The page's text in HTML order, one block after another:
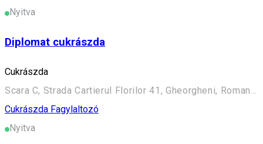
Nyitva
Diplomat cukrászda
Cukrászda
Cukrászda Fagylaltozó
Nyitva